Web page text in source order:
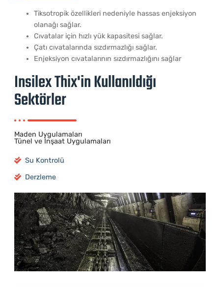
Tiksotropik özellikleri nedeniyle hassas enjeksiyon
olanağı sağlar.
Cıvatalar için hızlı yük kapasitesi sağlar.
Çatı cıvatalarında sızdırmazlığı sağlar.
Enjeksiyon cıvatalarının sızdırmazlığını sağlar
Insilex Thix'in Kullanıldığı
Sektörler
Maden Uygulamaları
Tünel ve İnşa​at Uygulamaları
Su Kontrolü
Derzleme